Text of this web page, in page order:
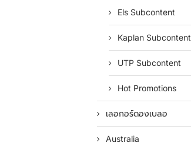
Els Subcontent
Kaplan Subcontent
UTP Subcontent
Hot Promotions
เลอกอร์ดองเบลอ
Australia